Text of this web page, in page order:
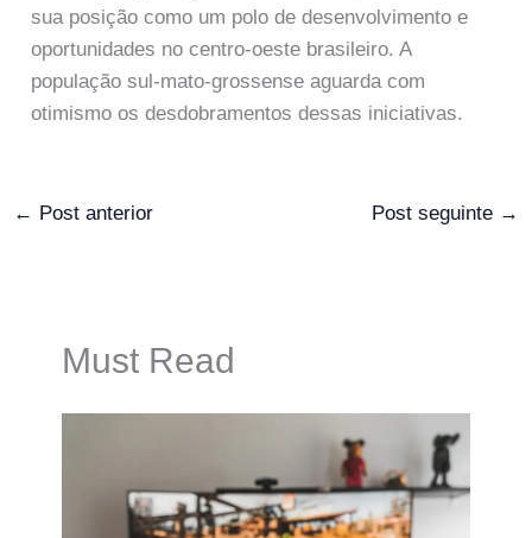
sua posição como um polo de desenvolvimento e
oportunidades no centro-oeste brasileiro. A
população sul-mato-grossense aguarda com
otimismo os desdobramentos dessas iniciativas.
← Post anterior Post seguinte →
Must Read